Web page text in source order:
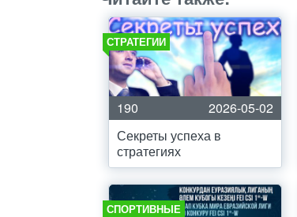
СТРАТЕГИИ
190
2026-05-02
Секреты успеха в
стратегиях
СПОРТИВНЫЕ